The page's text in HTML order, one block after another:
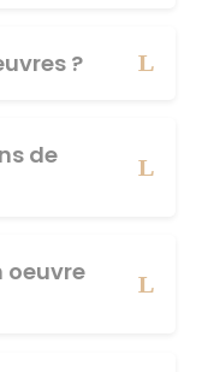
?
de
oeuvre